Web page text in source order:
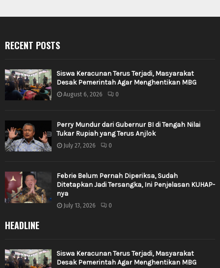
RECENT POSTS
Siswa Keracunan Terus Terjadi, Masyarakat
Desak Pemerintah Agar Menghentikan MBG
August 6, 2026 0
Perry Mundur dari Gubernur BI di Tengah Nilai
Tukar Rupiah yang Terus Anjlok
July 27, 2026 0
Febrie Belum Pernah Diperiksa, Sudah
Ditetapkan Jadi Tersangka, Ini Penjelasan KUHAP-
nya
July 13, 2026 0
HEADLINE
Siswa Keracunan Terus Terjadi, Masyarakat
Desak Pemerintah Agar Menghentikan MBG